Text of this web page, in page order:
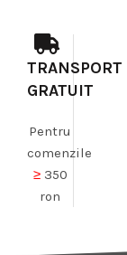
TRANSPORT
GRATUIT
Pentru
comenzile
≥350
ron